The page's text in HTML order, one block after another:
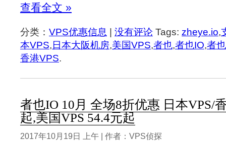
查看全文 »
分类： VPS优惠信息 没有评论 Tags: zheye.io,
本VPS, 日本大阪机房,美国VPS,者也,者也IO,者
香港VPS.
者也IO 10月 全场8折优惠 日本VPS/
起,美国VPS 54.4元起
2017年10月19日 上午 | 作者：VPS侦探